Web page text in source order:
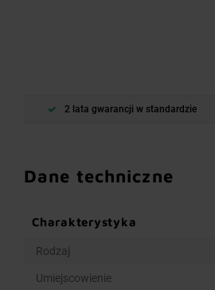
2 lata gwarancji w standardzie
Dane techniczne
Charakterystyka
Rodzaj
Umiejscowienie